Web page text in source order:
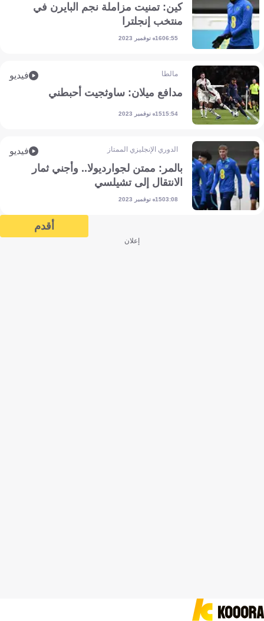
كين: تمنيت مزاملة نجم البايرن في
منتخب إنجلترا
06:5516 نوفمبر 2023
مالطا فيديو
مدافع ميلان: ساوثجيت أحبطني
15:5415 نوفمبر 2023
الدوري الإنجليزي الممتاز فيديو
بالمر: ممتن لجوارديولا.. وأجني ثمار
الانتقال إلى تشيلسي
03:0815 نوفمبر 2023
أقدم
إعلان